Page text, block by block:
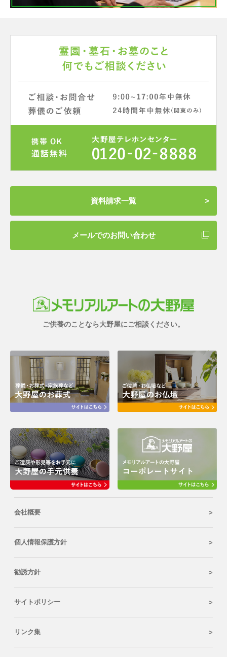
資料請求一覧
メールでのお問い合わせ
ご供養のことなら大野屋にご相談ください。
会社概要
個人情報保護方針
勧誘方針
サイトポリシー
リンク集